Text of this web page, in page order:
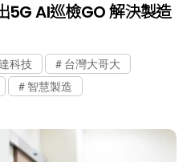
5G AI巡檢GO 解決製造
科技
台灣大哥大
智慧製造